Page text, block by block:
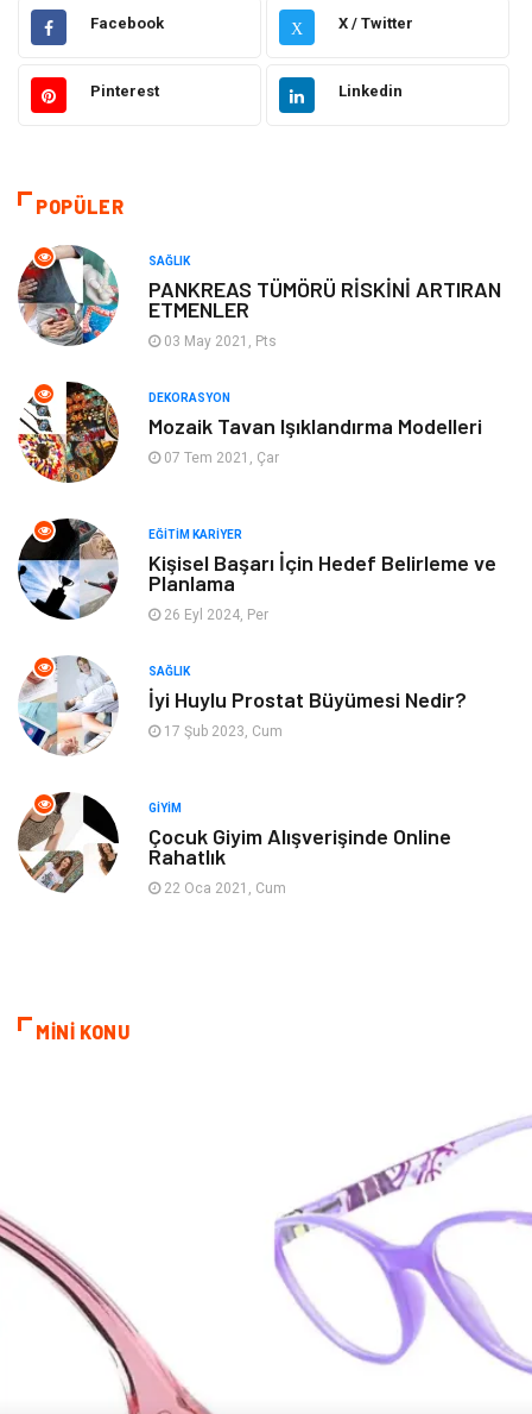
Hukuk Elektrik & Elektronik
Giyim Makine
Otomotiv
Keyif ve Hobi
Moda
Anne Çocuk
Aksesuar Genel Kültür
Spor Müzik
Ev işleri
Cam
Sigorta Spor Malzemeleri
Bebek Giyim
Kına Gecesi
Facebook X X / Twitter
Pinterest Linkedin
POPÜLER
SAĞLIK
PANKREAS TÜMÖRÜ RİSKİNİ ARTIRAN
ETMENLER
03 May 2021, Pts
DEKORASYON
Mozaik Tavan Işıklandırma Modelleri
07 Tem 2021, Çar
EĞITIM KARIYER
Kişisel Başarı İçin Hedef Belirleme ve
Planlama
26 Eyl 2024, Per
SAĞLIK
İyi Huylu Prostat Büyümesi Nedir?
17 Şub 2023, Cum
GIYIM
Çocuk Giyim Alışverişinde Online
Rahatlık
22 Oca 2021, Cum
MİNİ KONU